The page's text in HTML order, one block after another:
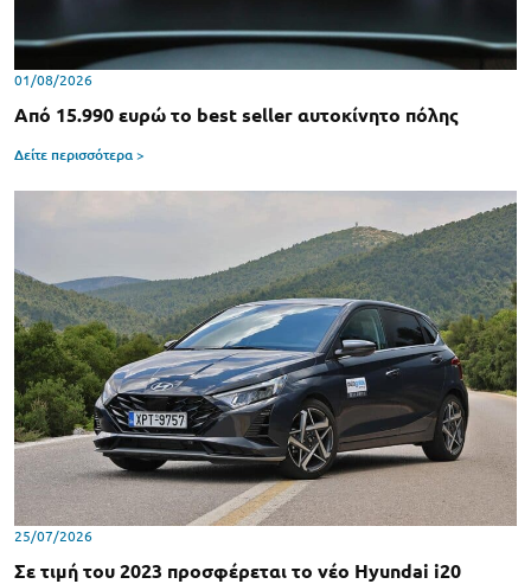
01/08/2026
Από 15.990 ευρώ το best seller αυτοκίνητο πόλης
Δείτε περισσότερα >
25/07/2026
Σε τιμή του 2023 προσφέρεται το νέο Hyundai i20